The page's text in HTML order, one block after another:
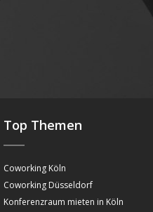
Top Themen
Coworking Köln
Coworking Düsseldorf
Konferenzraum mieten in Köln